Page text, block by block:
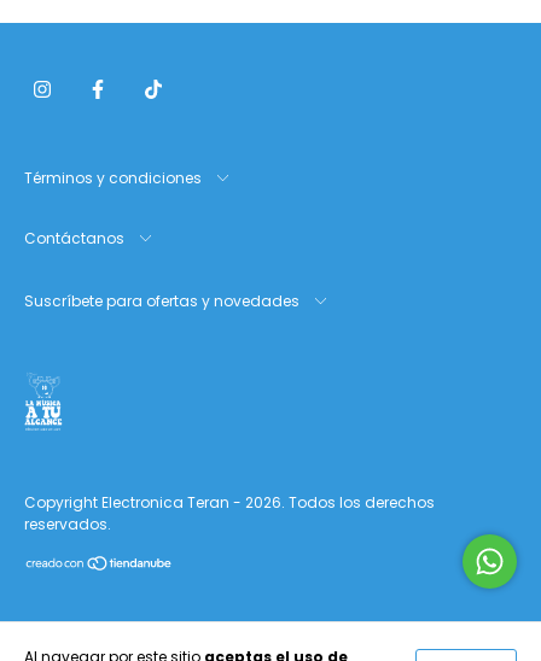
Al navegar por este sitio aceptas el uso de
Términos y condiciones
Contáctanos
Suscríbete para ofertas y novedades
Copyright Electronica Teran - 2026. Todos los derechos
reservados.